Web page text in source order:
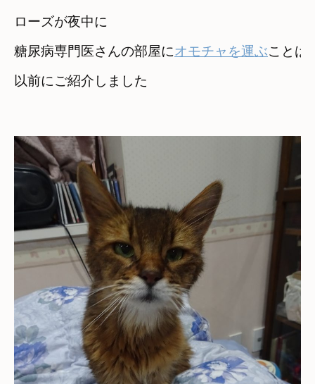
ローズが夜中に
糖尿病専門医さんの部屋にオモチャを運ぶことは
以前にご紹介しました